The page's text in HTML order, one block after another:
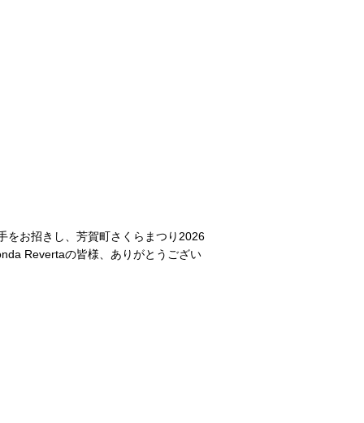
をお招きし、芳賀町さくらまつり2026
Revertaの皆様、ありがとうござい